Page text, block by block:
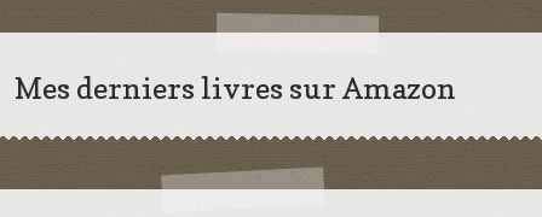
Mes derniers livres sur Amazon